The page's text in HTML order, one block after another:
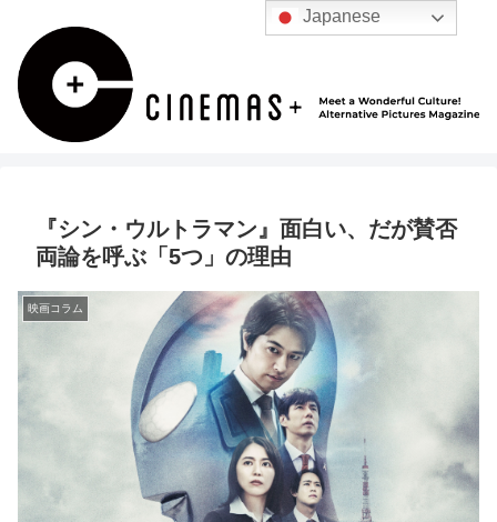
『シン・ウルトラマン』面白い、だが賛否
両論を呼ぶ「5つ」の理由
映画コラム
Japanese